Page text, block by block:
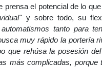
prensa el potencial de lo
y sobre todo, su
tanto para
muy rápido la portería
que rehúsa la posesión
más complicadas, porque